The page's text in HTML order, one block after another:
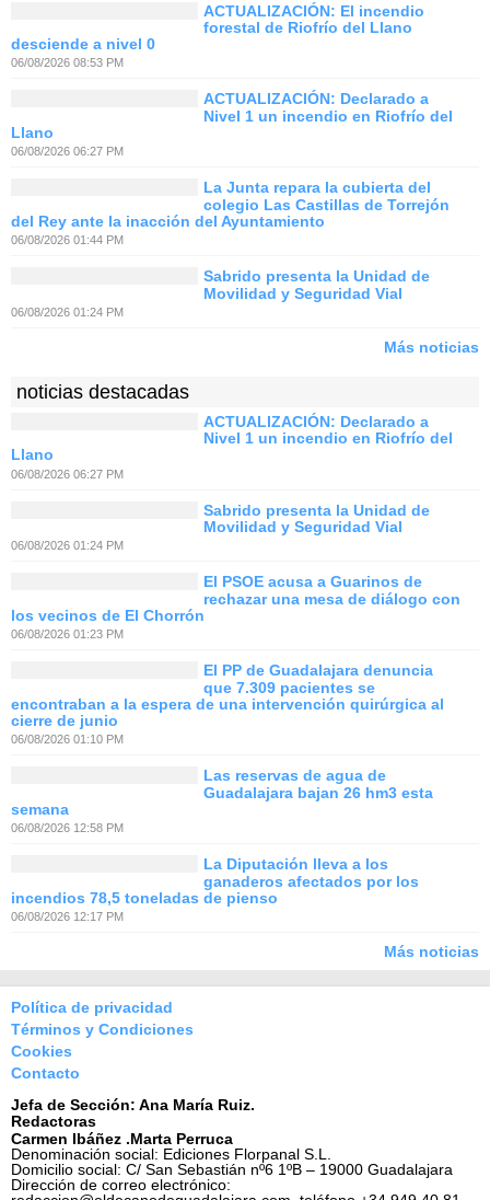
ACTUALIZACIÓN: El incendio
forestal de Riofrío del Llano
desciende a nivel 0
06/08/2026 08:53 PM
ACTUALIZACIÓN: Declarado a
Nivel 1 un incendio en Riofrío del
Llano
06/08/2026 06:27 PM
La Junta repara la cubierta del
colegio Las Castillas de Torrejón
del Rey ante la inacción del Ayuntamiento
06/08/2026 01:44 PM
Sabrido presenta la Unidad de
Movilidad y Seguridad Vial
06/08/2026 01:24 PM
Más noticias
noticias destacadas
ACTUALIZACIÓN: Declarado a
Nivel 1 un incendio en Riofrío del
Llano
06/08/2026 06:27 PM
Sabrido presenta la Unidad de
Movilidad y Seguridad Vial
06/08/2026 01:24 PM
El PSOE acusa a Guarinos de
rechazar una mesa de diálogo con
los vecinos de El Chorrón
06/08/2026 01:23 PM
El PP de Guadalajara denuncia
que 7.309 pacientes se
encontraban a la espera de una intervención quirúrgica al
cierre de junio
06/08/2026 01:10 PM
Las reservas de agua de
Guadalajara bajan 26 hm3 esta
semana
06/08/2026 12:58 PM
La Diputación lleva a los
ganaderos afectados por los
incendios 78,5 toneladas de pienso
06/08/2026 12:17 PM
Más noticias
Política de privacidad
Términos y Condiciones
Cookies
Contacto
Jefa de Sección: Ana María Ruiz.
Redactoras
Carmen Ibáñez .Marta Perruca
Denominación social: Ediciones Florpanal S.L.
Domicilio social: C/ San Sebastián nº6 1ºB – 19000 Guadalajara
Dirección de correo electrónico: